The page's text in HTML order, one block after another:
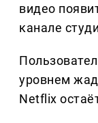
видео
канале
уровнем
Netflix